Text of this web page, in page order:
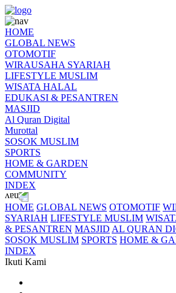
HOME
GLOBAL NEWS
OTOMOTIF
WIRAUSAHA SYARIAH
LIFESTYLE MUSLIM
WISATA HALAL
EDUKASI & PESANTREN
MASJID
Al Quran Digital
Murottal
SOSOK MUSLIM
SPORTS
HOME & GARDEN
COMMUNITY
INDEX
HOME GLOBAL NEWS OTOMOTIF
SYARIAH LIFESTYLE MUSLIM
& PESANTREN MASJID AL QURAN
SOSOK MUSLIM SPORTS HOME &
INDEX
Ikuti Kami